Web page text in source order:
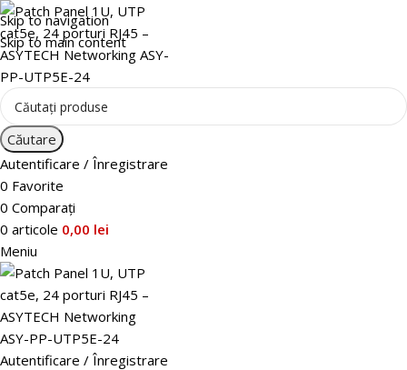
Skip to navigation
Skip to main content
Căutare
Autentificare / Înregistrare
0 Favorite
0 Comparați
0 articole 0,00 lei
Meniu
Autentificare / Înregistrare